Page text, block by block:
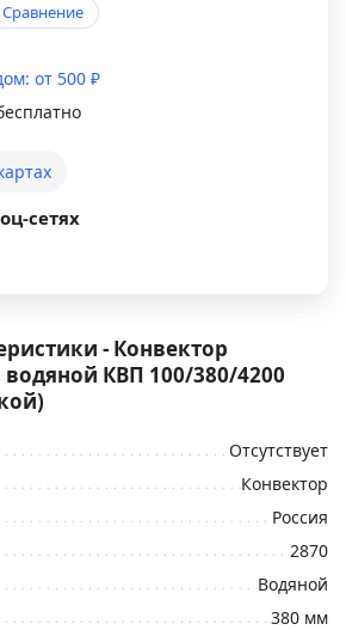
Сравнение
от 500 ₽
сетях
- Конвектор
КВП 100/380/4200
Отсутствует
Конвектор
Россия
2870
Водяной
380 мм